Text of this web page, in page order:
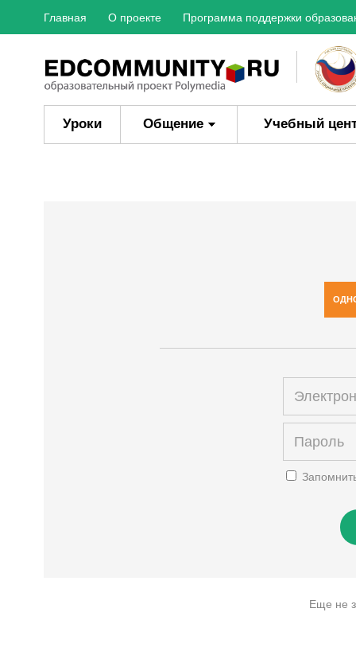
Главная О проекте Программа поддержки
Уроки Общение Учебный
Еще не